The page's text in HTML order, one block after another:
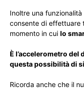
Inoltre una
consente di effettuare
momento in cui lo
È l’accelerometro
questa possibilità di
Ricorda anche che il